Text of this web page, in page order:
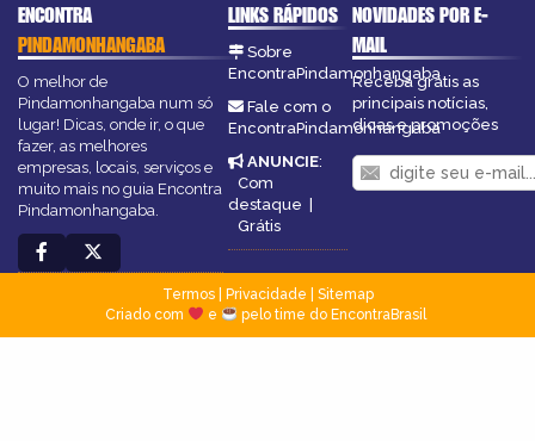
ENCONTRA
PINDAMONHANGABA
O melhor de
Pindamonhangaba num só
lugar! Dicas, onde ir, o que
fazer, as melhores
empresas, locais, serviços e
muito mais no guia Encontra
Pindamonhangaba.
LINKS RÁPIDOS
Sobre
EncontraPindamonhangaba
Fale com o
EncontraPindamonhangaba
ANUNCIE:
Com
destaque
Grátis
NOVIDADES POR E-
MAIL
Receba grátis as
principais notícias,
dicas e promoções
Termos| Privacidade
Sitemap
Criado com
e pelo time do EncontraBrasil